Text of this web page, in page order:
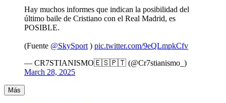
Hay muchos informes que indican la posibilidad del
último baile de Cristiano con el Real Madrid, es
POSIBLE.
(Fuente @SkySport ) pic.twitter.com/9eQLmpkCfv
— CR7STIANISMO🇪🇸🇵🇹 (@Cr7stianismo_)
March 28, 2025
Más